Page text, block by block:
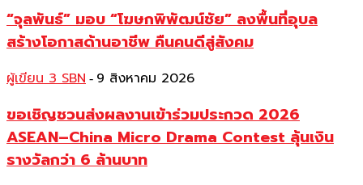
“จุลพันธ์” มอบ “โฆษกพิพัฒน์ชัย” ลงพื้นที่อุบล
สร้างโอกาสด้านอาชีพ คืนคนดีสู่สังคม
ผู้เขียน 3 SBN - 9 สิงหาคม 2026
ขอเชิญชวนส่งผลงานเข้าร่วมประกวด 2026
ASEAN–China Micro Drama Contest ลุ้นเงิน
รางวัลกว่า 6 ล้านบาท